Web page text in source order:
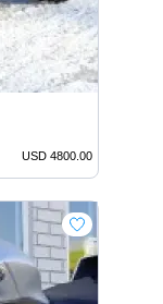
USD 4800.00